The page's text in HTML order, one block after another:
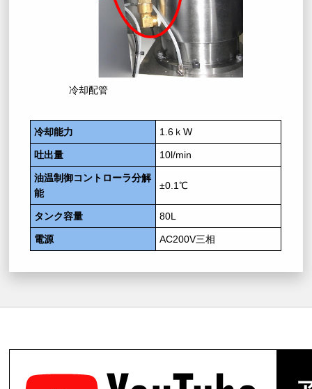
冷却配管
冷却能力 1.6ｋW
吐出量 10l/min
油温制御コントローラ分解
能
±0.1℃
タンク容量 80L
電源 AC200V三相